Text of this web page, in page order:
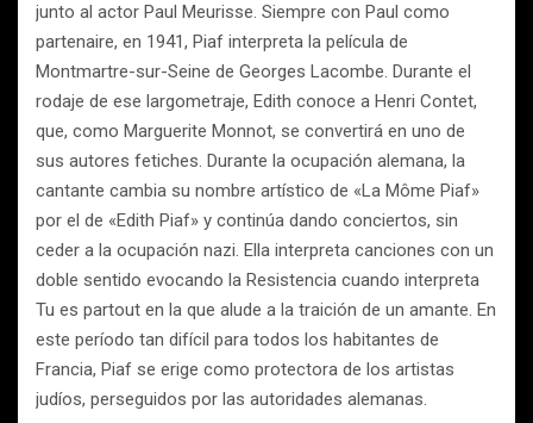
junto al actor Paul Meurisse. Siempre con Paul como
partenaire, en 1941, Piaf interpreta la película de
Montmartre-sur-Seine de Georges Lacombe. Durante el
rodaje de ese largometraje, Edith conoce a Henri Contet,
que, como Marguerite Monnot, se convertirá en uno de
sus autores fetiches. Durante la ocupación alemana, la
cantante cambia su nombre artístico de «La Môme Piaf»
por el de «Edith Piaf» y continúa dando conciertos, sin
ceder a la ocupación nazi. Ella interpreta canciones con un
doble sentido evocando la Resistencia cuando interpreta
Tu es partout en la que alude a la traición de un amante. En
este período tan difícil para todos los habitantes de
Francia, Piaf se erige como protectora de los artistas
judíos, perseguidos por las autoridades alemanas.